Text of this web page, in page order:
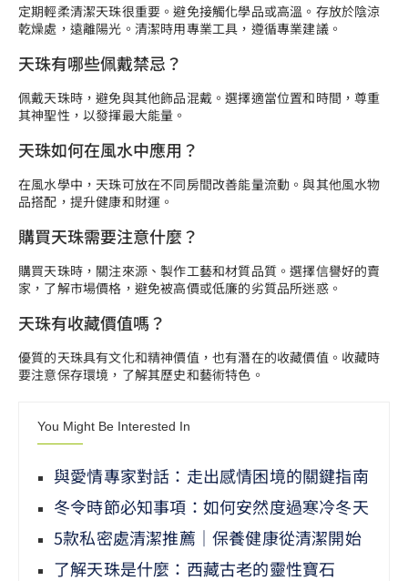
定期輕柔清潔天珠很重要。避免接觸化學品或高溫。存放於陰涼
乾燥處，遠離陽光。清潔時用專業工具，遵循專業建議。
天珠有哪些佩戴禁忌？
佩戴天珠時，避免與其他飾品混戴。選擇適當位置和時間，尊重
其神聖性，以發揮最大能量。
天珠如何在風水中應用？
在風水學中，天珠可放在不同房間改善能量流動。與其他風水物
品搭配，提升健康和財運。
購買天珠需要注意什麼？
購買天珠時，關注來源、製作工藝和材質品質。選擇信譽好的賣
家，了解市場價格，避免被高價或低廉的劣質品所迷惑。
天珠有收藏價值嗎？
優質的天珠具有文化和精神價值，也有潛在的收藏價值。收藏時
要注意保存環境，了解其歷史和藝術特色。
You Might Be Interested In
與愛情專家對話：走出感情困境的關鍵指南
冬令時節必知事項：如何安然度過寒冷冬天
5款私密處清潔推薦｜保養健康從清潔開始
了解天珠是什麼：西藏古老的靈性寶石